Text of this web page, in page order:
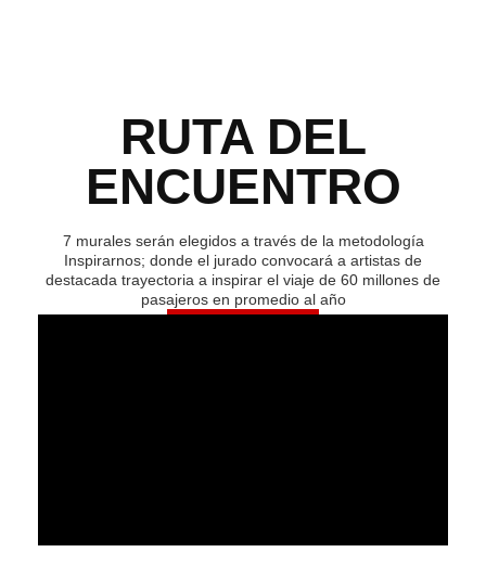
RUTA DEL
ENCUENTRO
7 murales serán elegidos a través de la metodología
Inspirarnos; donde el jurado convocará a artistas de
destacada trayectoria a inspirar el viaje de 60 millones de
pasajeros en promedio al año